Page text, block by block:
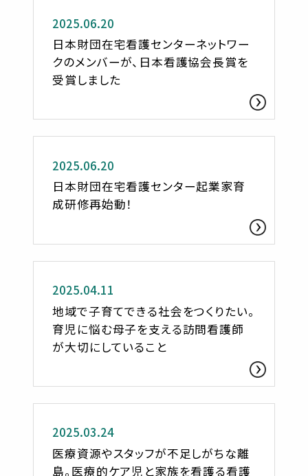
2025.06.20
日本財団在宅看護センターネットワー
クのメンバーが、日本看護協会長賞を
受賞しました
活動レポート
2025.06.20
日本財団在宅看護センター起業家育
成研修再始動！
ささへるジャーナル
2025.04.11
地域で子育てできる社会をつくりたい。
育児に悩む母子を支える訪問看護師
が大切にしていること
ささへるジャーナル
2025.03.24
医療資源やスタッフが不足しがちな離
島。医療的ケア児と家族を看護る看護